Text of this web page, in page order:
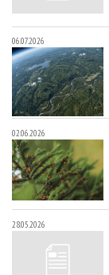
06.07.2026
02.06.2026
28.05.2026